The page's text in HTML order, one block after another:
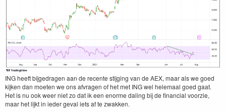
INGheeft bijge­dra­gen aan de recente sti­jging van de AEX, maar als we goed
kijken dan moeten we ons afvra­gen of het met INGwel hele­maal goed gaat.
Het is nu ook weer niet zo dat ik een enorme dal­ing bij de finan­cial voorzie,
maar het lijkt in ieder geval iets af te zwakken.